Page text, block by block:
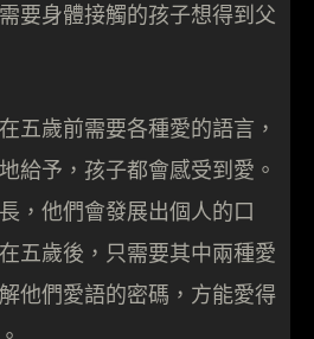
要身體接觸的孩子想得到父
五歲前需要各種愛的語言，
給予，孩子都會感受到愛。
，他們會發展出個人的口
五歲後，只需要其中兩種愛
他們愛語的密碼，方能愛得